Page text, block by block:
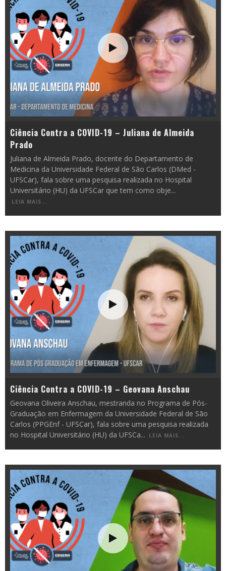
Ciência Contra a COVID-19 – Juliana de Almeida
Prado
Juliana de Almeida Prado, docente do Departamento de
Medicina da Universidade Federal de São Carlos (DMed -
UFSCar), fala sobre uma pesquisa realizada no Hospital
Universitário (HU) da UFSCar que tem como obje...
LEIA MAIS...
Ciência Contra a COVID-19 – Geovana Anschau
Geovana Oliveira Anschau, mestranda no Programa de Pós-
Graduação em Enfermagem da Universidade Federal de São
Carlos (PPGEnf - UFSCar), fala sobre uma pesquisa realizada
no Hospital Universitário (HU) da UFSCa... LEIA MAIS...